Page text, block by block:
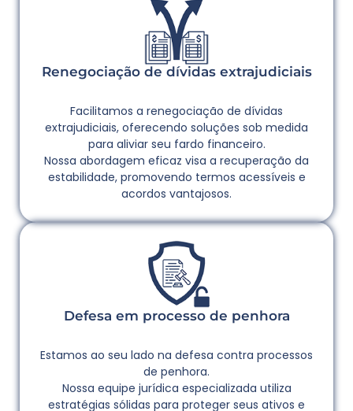
Renegociação de dívidas extrajudiciais
Facilitamos a renegociação de dívidas
extrajudiciais, oferecendo soluções sob medida
para aliviar seu fardo financeiro.
Nossa abordagem eficaz visa a recuperação da
estabilidade, promovendo termos acessíveis e
acordos vantajosos.
Defesa em processo de penhora
Estamos ao seu lado na defesa contra processos
de penhora.
Nossa equipe jurídica especializada utiliza
estratégias sólidas para proteger seus ativos e